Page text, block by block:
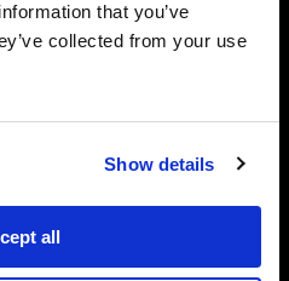
that you’ve
collected from your use
Show details
all